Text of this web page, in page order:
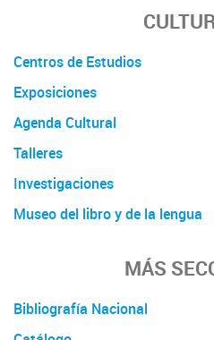
Centros de Estudios
Exposiciones
Agenda Cultural
Talleres
Investigaciones
Museo del libro y de la lengua
MÁS
Bibliografía Nacional